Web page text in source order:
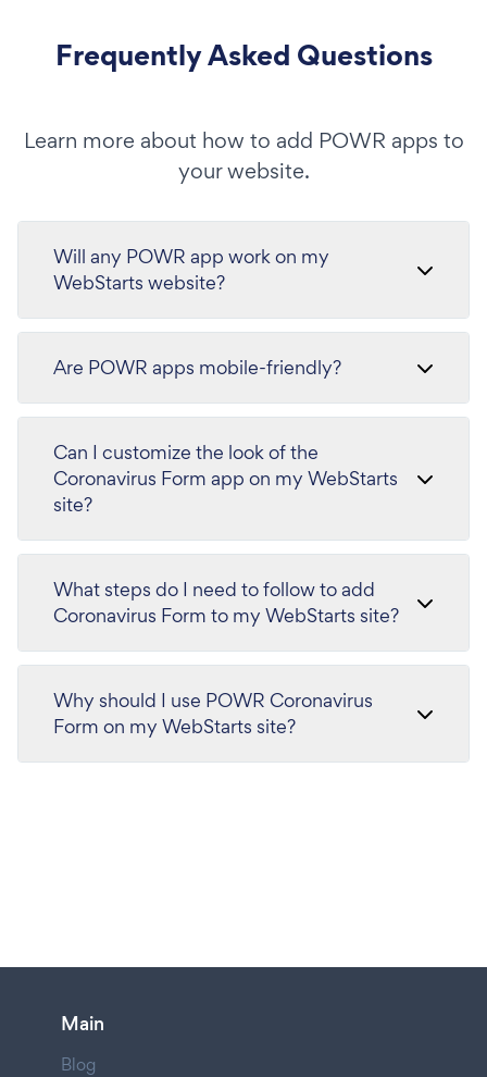
Frequently Asked Questions
Learn more about how to add POWR apps to
your website.
Will any POWR app work on my
WebStarts website?
Are POWR apps mobile-friendly?
Can I customize the look of the
Coronavirus Form app on my WebStarts
site?
What steps do I need to follow to add
Coronavirus Form to my WebStarts site?
Why should I use POWR Coronavirus
Form on my WebStarts site?
Main
Blog